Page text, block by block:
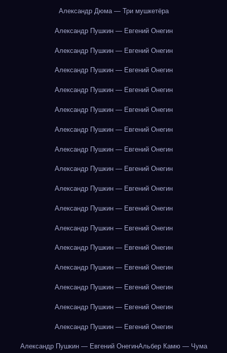
Александр Дюма — Три мушкетёра
Александр Пушкин — Евгений Онегин
Александр Пушкин — Евгений Онегин
Александр Пушкин — Евгений Онегин
Александр Пушкин — Евгений Онегин
Александр Пушкин — Евгений Онегин
Александр Пушкин — Евгений Онегин
Александр Пушкин — Евгений Онегин
Александр Пушкин — Евгений Онегин
Александр Пушкин — Евгений Онегин
Александр Пушкин — Евгений Онегин
Александр Пушкин — Евгений Онегин
Александр Пушкин — Евгений Онегин
Александр Пушкин — Евгений Онегин
Александр Пушкин — Евгений Онегин
Александр Пушкин — Евгений Онегин
Александр Пушкин — Евгений Онегин
Александр Пушкин — Евгений ОнегинАльбер Камю — Чума